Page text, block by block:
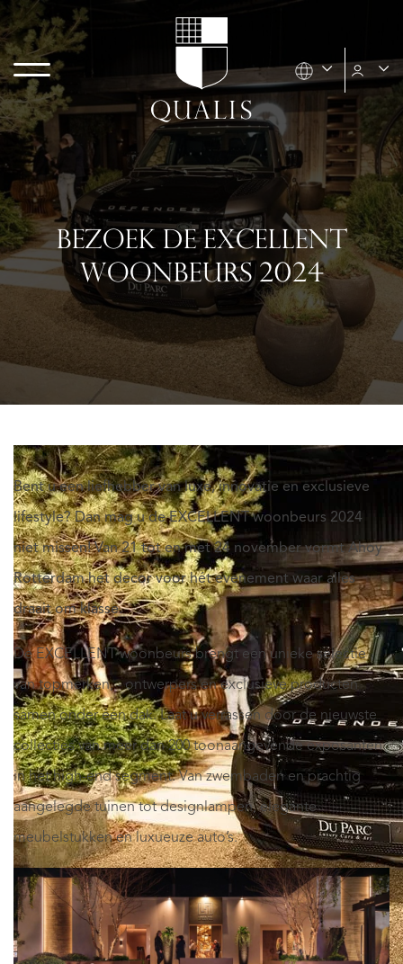
BEZOEK DE EXCELLENT
WOONBEURS 2024
Bent u een liefhebber van luxe, innovatie en exclusieve
lifestyle? Dan mag u de EXCELLENT woonbeurs 2024
niet missen! Van 21 tot en met 24 november vormt Ahoy
Rotterdam het decor voor hét evenement waar alles
draait om klasse.
De EXCELLENT woonbeurs brengt een unieke selectie
van topmerken, - ontwerpers en exclusieve producten
samen onder één dak. Laat u verrassen door de nieuwste
collecties van meer dan 200 toonaangevende exposanten
in het high-end segment. Van zwembaden en prachtig
aangelegde tuinen tot designlampen, elegante
meubelstukken en luxueuze auto’s.